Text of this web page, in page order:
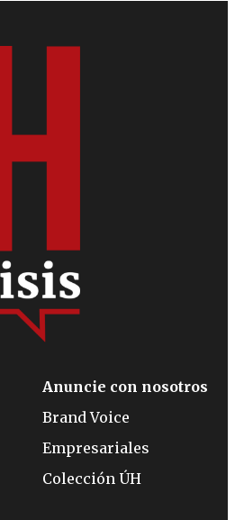
Anuncie con nosotros
Brand Voice
Empresariales
Colección ÚH